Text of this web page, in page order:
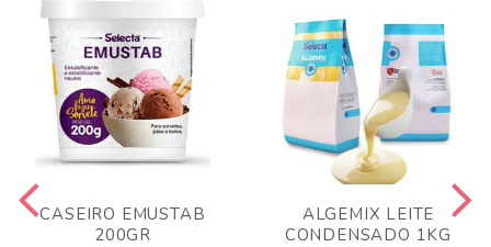
CASEIRO EMUSTAB
200GR
ALGEMIX LEITE
CONDENSADO 1KG